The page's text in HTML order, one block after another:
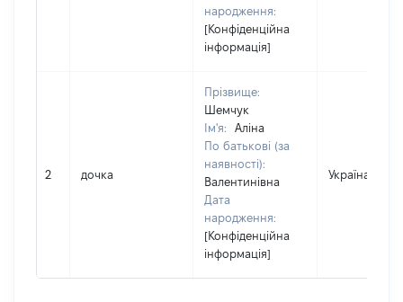
народження:
[Конфіденційна
інформація]
2 дочка
Прізвище:
Шемчук
Ім'я:
Аліна
По батькові (за
наявності):
Валентинівна
Дата
народження:
[Конфіденційна
інформація]
Україна